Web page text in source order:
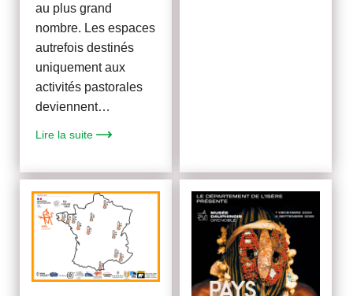
au plus grand
nombre. Les espaces
autrefois destinés
uniquement aux
activités pastorales
deviennent…
Lire la suite